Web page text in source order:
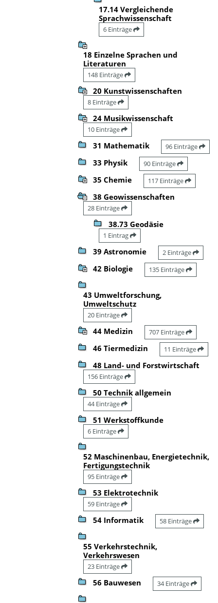
17.14 Vergleichende
Sprachwissenschaft
6 Einträge
18 Einzelne Sprachen und
Literaturen
148 Einträge
20 Kunstwissenschaften
8 Einträge
24 Musikwissenschaft
10 Einträge
31 Mathematik 96 Einträge
33 Physik 90 Einträge
35 Chemie 117 Einträge
38 Geowissenschaften
28 Einträge
38.73 Geodäsie
1 Eintrag
39 Astronomie 2 Einträge
42 Biologie 135 Einträge
43 Umweltforschung,
Umweltschutz
20 Einträge
44 Medizin 707 Einträge
46 Tiermedizin 11 Einträge
48 Land- und Forstwirtschaft
156 Einträge
50 Technik allgemein
44 Einträge
51 Werkstoffkunde
6 Einträge
52 Maschinenbau, Energietechnik,
Fertigungstechnik
95 Einträge
53 Elektrotechnik
59 Einträge
54 Informatik 58 Einträge
55 Verkehrstechnik,
Verkehrswesen
23 Einträge
56 Bauwesen 34 Einträge